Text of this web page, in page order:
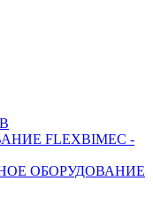
FLEXBIMEC -
ОБОРУДОВАНИЕ